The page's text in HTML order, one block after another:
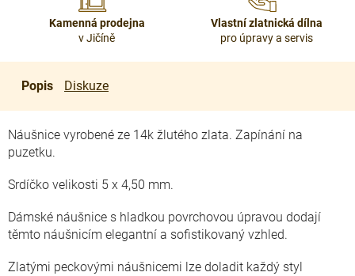
Kamenná prodejna
v Jičíně
Vlastní zlatnická dílna
pro úpravy a servis
Popis Diskuze
Náušnice vyrobené ze 14k žlutého zlata. Zapínání na
puzetku.
Srdíčko velikosti 5 x 4,50 mm.
Dámské náušnice s hladkou povrchovou úpravou dodají
těmto náušnicím elegantní a sofistikovaný vzhled.
Zlatými peckovými náušnicemi lze doladit každý styl